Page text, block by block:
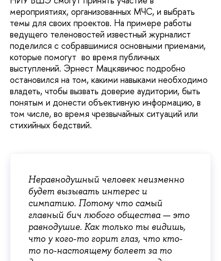
мероприятиях, организованных МЧС, и выбрать
темы для своих проектов. На примере работы
ведущего теленовостей известный журналист
поделился с собравшимися основными приемами,
которые помогут во время публичных
выступлений. Эрнест Мацкявичюс подробно
остановился на том, какими навыками необходимо
владеть, чтобы вызвать доверие аудитории, быть
понятым и донести объективную информацию, в
том числе, во время чрезвычайных ситуаций или
стихийных бедствий.
Неравнодушный человек неизменно
будет вызывать интерес и
симпатию. Потому что самый
главный бич любого общества — это
равнодушие. Как только ты видишь,
что у кого-то горит глаз, что кто-
то по-настоящему болеет за то